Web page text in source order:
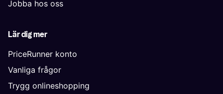
Jobba hos oss
Lär dig mer
PriceRunner konto
Vanliga frågor
Trygg onlineshopping